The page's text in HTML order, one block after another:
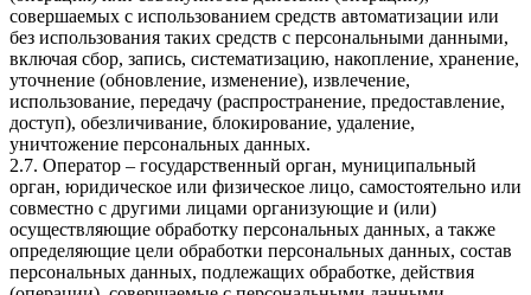
совершаемых с использованием средств автоматизации или
без использования таких средств с персональными данными,
включая сбор, запись, систематизацию, накопление, хранение,
уточнение (обновление, изменение), извлечение,
использование, передачу (распространение, предоставление,
доступ), обезличивание, блокирование, удаление,
уничтожение персональных данных.
2.7. Оператор – государственный орган, муниципальный
орган, юридическое или физическое лицо, самостоятельно или
совместно с другими лицами организующие и (или)
осуществляющие обработку персональных данных, а также
определяющие цели обработки персональных данных, состав
персональных данных, подлежащих обработке, действия